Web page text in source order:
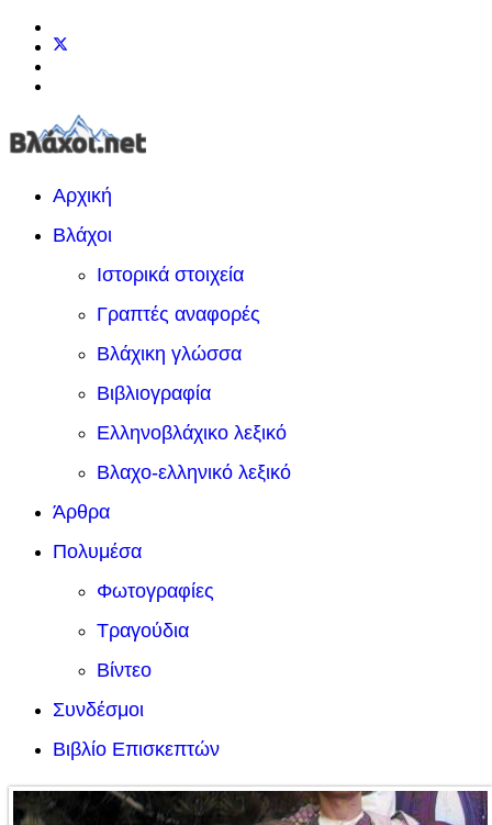
Αρχική
Βλάχοι
Ιστορικά στοιχεία
Γραπτές αναφορές
Βλάχικη γλώσσα
Βιβλιογραφία
Ελληνοβλάχικο λεξικό
Βλαχο-ελληνικό λεξικό
Άρθρα
Πολυμέσα
Φωτογραφίες
Τραγούδια
Βίντεο
Συνδέσμοι
Βιβλίο Επισκεπτών